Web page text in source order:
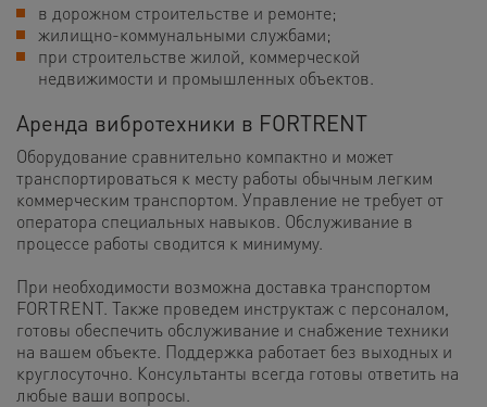
в дорожном строительстве и ремонте;
жилищно-коммунальными службами;
при строительстве жилой, коммерческой
недвижимости и промышленных объектов.
Аренда вибротехники в FORTRENT
Оборудование сравнительно компактно и может
транспортироваться к месту работы обычным легким
коммерческим транспортом. Управление не требует от
оператора специальных навыков. Обслуживание в
процессе работы сводится к минимуму.
При необходимости возможна доставка транспортом
FORTRENT. Также проведем инструктаж с персоналом,
готовы обеспечить обслуживание и снабжение техники
на вашем объекте. Поддержка работает без выходных и
круглосуточно. Консультанты всегда готовы ответить на
любые ваши вопросы.